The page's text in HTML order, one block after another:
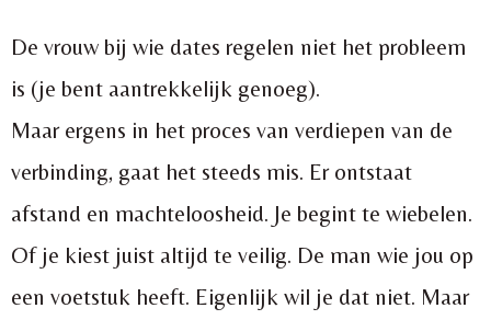
De vrouw bij wie dates regelen niet het probleem
is (je bent aantrekkelijk genoeg).
Maar ergens in het proces van verdiepen van de
verbinding, gaat het steeds mis. Er ontstaat
afstand en machteloosheid. Je begint te wiebelen.
Of je kiest juist altijd te veilig. De man wie jou op
een voetstuk heeft. Eigenlijk wil je dat niet. Maar